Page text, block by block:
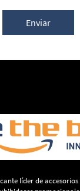
Enviar
líder de